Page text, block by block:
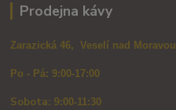
Prodejna kávy
Zarazická 46, Veselí nad Moravou
Po - Pá: 9:00-17:00
Sobota: 9:00-11:30